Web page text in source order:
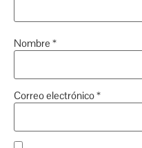
Nombre *
Correo electrónico*